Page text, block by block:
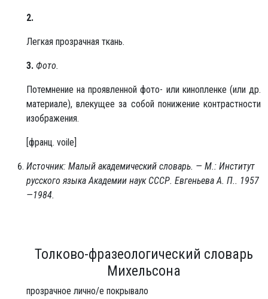
2.
Легкая прозрачная ткань.
3. Фото.
Потемнение на проявленной фото- или кинопленке (или др.
материале), влекущее за собой понижение контрастности
изображения.
[франц. voile]
Источник: Малый академический словарь. — М.: Институт
русского языка Академии наук СССР. Евгеньева А. П.. 1957
—1984.
Толково-фразеологический словарь
Михельсона
прозрачное лично/е покрывало